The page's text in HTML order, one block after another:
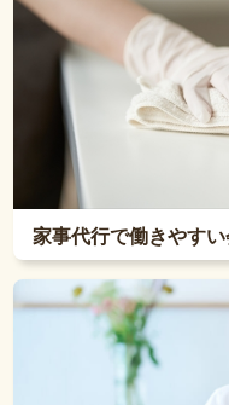
家事代行で働きやす